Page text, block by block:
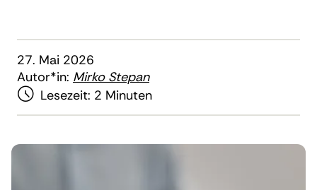
27. Mai 2026
Autor*in: Mirko Stepan
Lesezeit: 2 Minuten